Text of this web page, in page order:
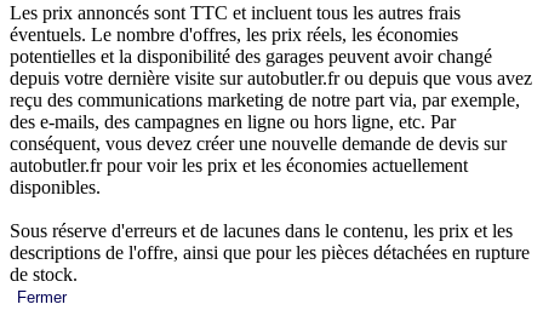
Les prix annoncés sont TTC et incluent tous les autres frais
éventuels. Le nombre d'offres, les prix réels, les économies
potentielles et la disponibilité des garages peuvent avoir changé
depuis votre dernière visite sur autobutler.fr ou depuis que vous avez
reçu des communications marketing de notre part via, par exemple,
des e-mails, des campagnes en ligne ou hors ligne, etc. Par
conséquent, vous devez créer une nouvelle demande de devis sur
autobutler.fr pour voir les prix et les économies actuellement
disponibles.
Sous réserve d'erreurs et de lacunes dans le contenu, les prix et les
descriptions de l'offre, ainsi que pour les pièces détachées en rupture
de stock.
Fermer